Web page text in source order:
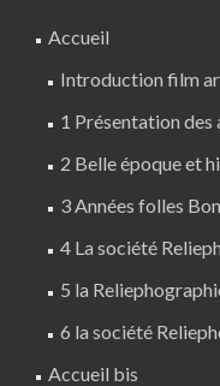
Accueil
Introduction film
1 Présentation des
2 Belle époque et
3 Années folles
4 La société
5 la
6 la société
Accueil bis